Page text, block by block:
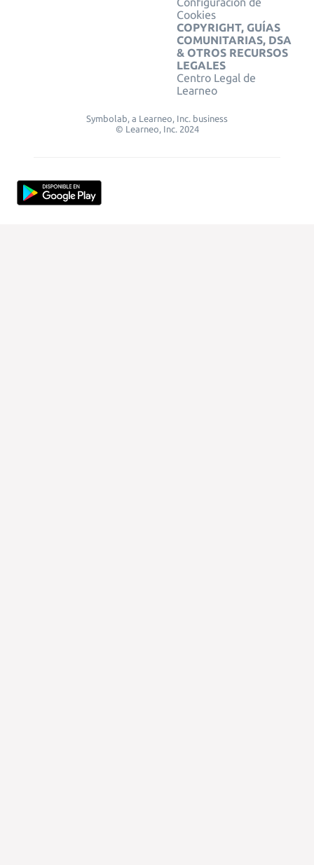
Cookies
COPYRIGHT, GUÍAS
COMUNITARIAS, DSA
& OTROS RECURSOS
LEGALES
Centro Legal de
Learneo
Symbolab, a Learneo, Inc. business
© Learneo, Inc. 2024